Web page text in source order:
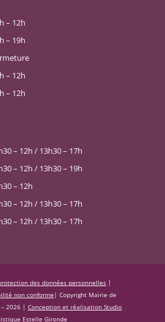
– 12h
– 19h
– 12h
– 12h
– 12h / 13h30 – 17h
– 12h / 13h30 – 19h
– 12h
– 12h / 13h30 – 17h
– 12h / 13h30 – 17h
des données personnelles|
non conforme | Copyright Mairie de
2026 | Conception et réalisation Studio
Estelle Gironde